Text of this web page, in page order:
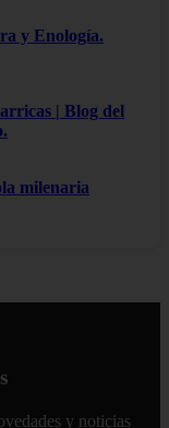
y Enología.
| Blog del
milenaria
y noticias